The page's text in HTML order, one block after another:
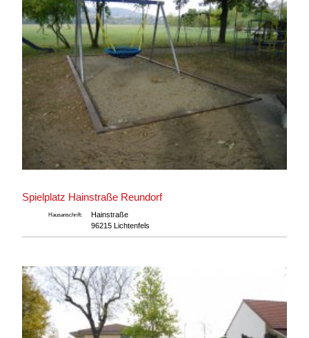
Spielplatz Hainstraße Reundorf
Hausanschrift:
Hainstraße
96215 Lichtenfels